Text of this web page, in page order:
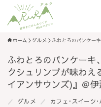
ホーム グルメ ふわとろのパンケー
ふわとろのパンケーキ
クシュリンプが味わ
イアンサウンズ)』＠
グルメ
カフェ･スイーツ･